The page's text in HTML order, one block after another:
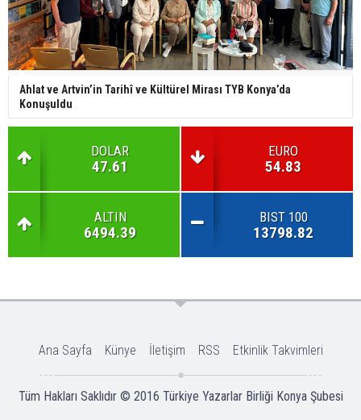
Ahlat ve Artvin’in Tarihî ve Kültürel Mirası TYB Konya’da
Konuşuldu
DOLAR
47.61
EURO
54.83
ALTIN
6494.39
BIST 100
13798.82
Ana Sayfa Künye İletişim RSS Etkinlik Takvimleri
Tüm Hakları Saklıdır © 2016 Türkiye Yazarlar Birliği Konya Şubesi